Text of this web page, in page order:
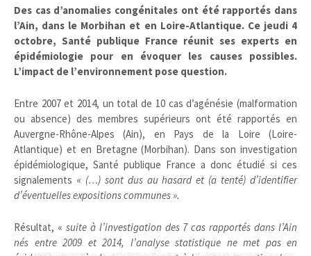
Des cas d’anomalies congénitales ont été rapportés dans
l’Ain, dans le Morbihan et en Loire-Atlantique. Ce jeudi 4
octobre, Santé publique France réunit ses experts en
épidémiologie pour en évoquer les causes possibles.
L’impact de l’environnement pose question.
Entre 2007 et 2014, un total de 10 cas d’agénésie (malformation
ou absence) des membres supérieurs ont été rapportés en
Auvergne-Rhône-Alpes (Ain), en Pays de la Loire (Loire-
Atlantique) et en Bretagne (Morbihan). Dans son investigation
épidémiologique, Santé publique France a donc étudié si ces
signalements « (…) sont dus au hasard et (a tenté) d’identifier
d’éventuelles expositions communes ».
Résultat, « suite à l’investigation des 7 cas rapportés dans l’Ain
nés entre 2009 et 2014, l’analyse statistique ne met pas en